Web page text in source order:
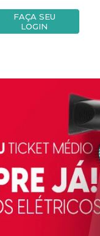
FAÇA SEU
LOGIN